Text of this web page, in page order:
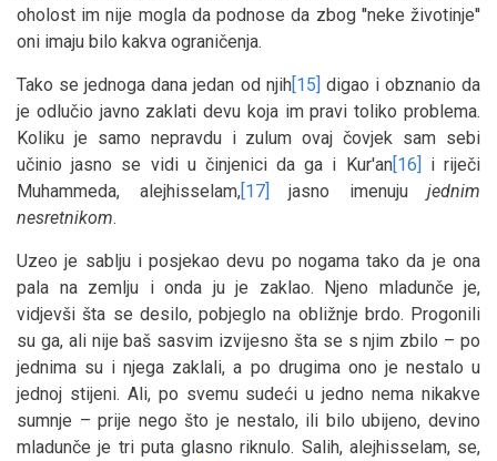
oholost im nije mogla da podnose da zbog ''neke životinje''
oni imaju bilo kakva ograničenja.
Tako se jednoga dana jedan od njih[15] digao i obznanio da
je odlučio javno zaklati devu koja im pravi toliko problema.
Koliku je samo nepravdu i zulum ovaj čovjek sam sebi
učinio jasno se vidi u činjenici da ga i Kur'an[16] i riječi
Muhammeda, alejhisselam,[17] jasno imenuju jednim
nesretnikom.
Uzeo je sablju i posjekao devu po nogama tako da je ona
pala na zemlju i onda ju je zaklao. Njeno mladunče je,
vidjevši šta se desilo, pobjeglo na obližnje brdo. Progonili
su ga, ali nije baš sasvim izvijesno šta se s njim zbilo – po
jednima su i njega zaklali, a po drugima ono je nestalo u
jednoj stijeni. Ali, po svemu sudeći u jedno nema nikakve
sumnje – prije nego što je nestalo, ili bilo ubijeno, devino
mladunče je tri puta glasno riknulo. Salih, alejhisselam, se,